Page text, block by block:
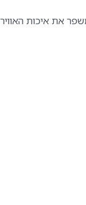
את איכות האוויר